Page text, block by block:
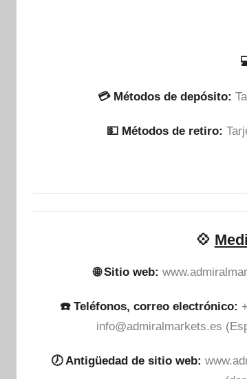
💳 Métodos de depósito:
💵​ Métodos de retiro:
💠
🌐 Sitio web:
☎️ Teléfonos, correo electrónico:
info@admiralmarkets.es
🕖 Antigüedad de sitio web: